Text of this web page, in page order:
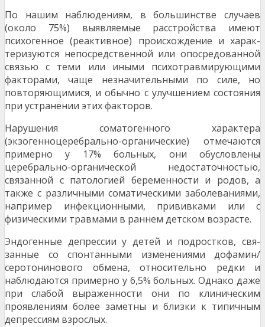
По нашим наблюдениям, в большинстве случаев
(около 75%) выявляемые расстройства имеют
психогенное (реактивное) происхождение и харак­
теризуются непосредственной или опосредован­ной
связью с теми или иными психотравмирую­щими
факторами, чаще незначительными по си­ле, но
повторяющимися, и обычно с улучшением состояния
при устранении этих факторов.
Нарушения соматогенного характера
(экзогенноцеребрально-органические) отмечаются
пример­но у 17% больных, они обусловлены
церебраль­но-органической недостаточностью,
связанной с патологией беременности и родов, а
также с раз­личными соматическими заболеваниями,
напри­мер инфекционными, прививками или с
физиче­скими травмами в раннем детском возрасте.
Эндогенные депрессии у детей и подростков, свя­
занные со спонтанными изменениями дофамин/
серотонинового обмена, относительно редки и
наблюдаются примерно у 6,5% больных. Однако даже
при слабой выраженности они по клиниче­ским
проявлениям более заметны и близки к ти­пичным
депрессиям взрослых.